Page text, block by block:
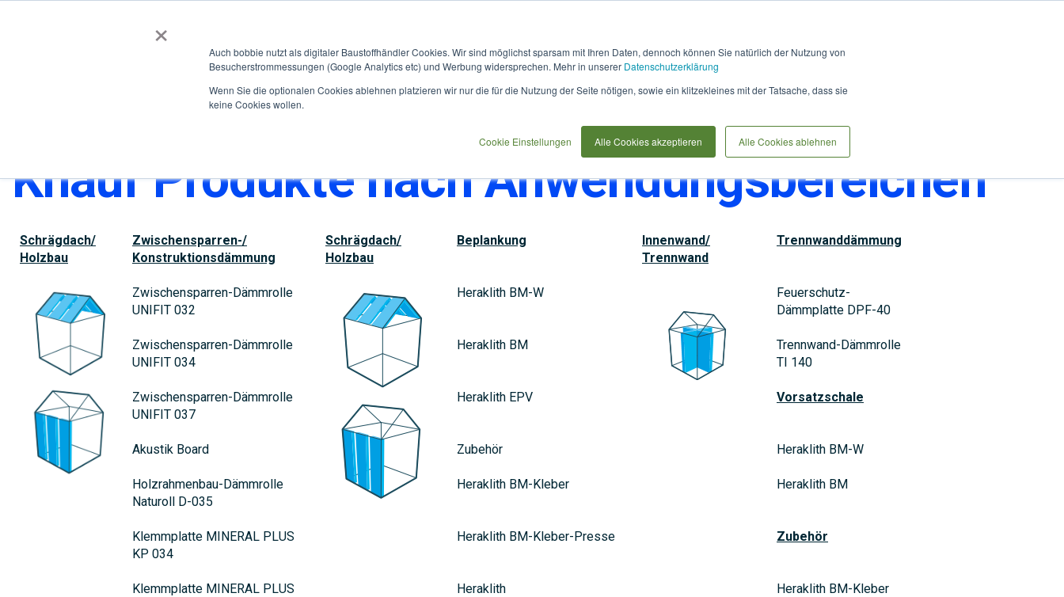
×
Auch bobbie nutzt als digitaler Baustoffhändler Cookies. Wir sind möglichst sparsam mit Ihren Daten, dennoch können Sie natürlich der Nutzung von
Besucherstrommessungen (Google Analytics etc) und Werbung widersprechen. Mehr in unserer Datenschutzerklärung
Wenn Sie die optionalen Cookies ablehnen platzieren wir nur die für die Nutzung der Seite nötigen, sowie ein klitzekleines mit der Tatsache, dass sie
keine Cookies wollen.
Cookie Einstellungen Alle Cookies akzeptieren Alle Cookies ablehnen
BOBBIEVERSUM
it
Knauf Produkte nach Anwendungsbereichen
Schrägdach/
Holzbau
Zwischensparren-/
Konstruktionsdämmung
Schrägdach/
Holzbau
Beplankung
Innenwand/
Trennwand
Trennwanddämmung
Zwischensparren-Dämmrolle
UNIFIT 032
Heraklith BM-W
Feuerschutz-
Dämmplatte DPF-40
Zwischensparren-Dämmrolle
UNIFIT 034
Heraklith BM
Trennwand-Dämmrolle
TI 140
Zwischensparren-Dämmrolle
UNIFIT 037
Heraklith EPV Vorsatzschale
Akustik Board Zubehör Heraklith BM-W
Holzrahmenbau-Dämmrolle
Naturoll D-035
Heraklith BM-Kleber Heraklith BM
Klemmplatte MINERAL PLUS
KP 034
Heraklith BM-Kleber-Presse Zubehör
Klemmplatte MINERAL PLUS
Heraklith
Heraklith BM-Kleber